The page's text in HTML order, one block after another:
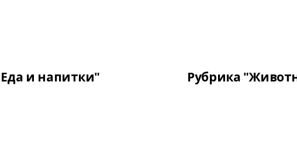
и напитки" Рубрика